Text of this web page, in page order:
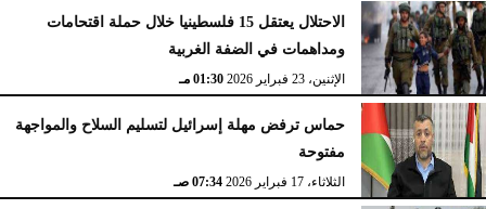
الإثنين، 23 فبراير 2026 02:15 مـ
الاحتلال يعتقل 15 فلسطينيا خلال حملة اقتحامات
ومداهمات في الضفة الغربية
الإثنين، 23 فبراير 2026 01:30 مـ
حماس ترفض مهلة إسرائيل لتسليم السلاح والمواجهة
مفتوحة
الثلاثاء، 17 فبراير 2026 07:34 صـ